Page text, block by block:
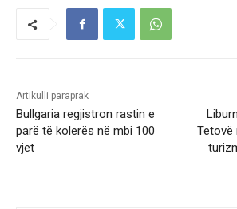
Artikulli paraprak
Bullgaria regjistron rastin e
parë të kolerës në mbi 100
vjet
Tetovë